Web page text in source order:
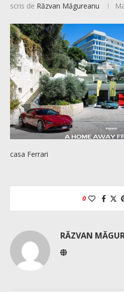
scris de Răzvan Măgureanu
casa Ferrari
0
RĂZVAN